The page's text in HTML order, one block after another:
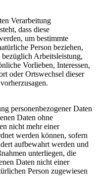
Verarbeitung
dass diese
um bestimmte
Person beziehen,
Arbeitsleistung,
Vorlieben, Interessen,
oder Ortswechsel dieser
personenbezogener Daten
Daten ohne
nicht mehr einer
werden können, sofern
aufbewahrt werden und
unterliegen, die
Daten nicht einer
Person zugewiesen